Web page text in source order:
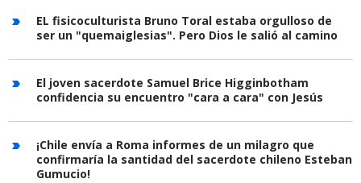
EL fisicoculturista Bruno Toral estaba orgulloso de
ser un "quemaiglesias". Pero Dios le salió al camino
El joven sacerdote Samuel Brice Higginbotham
confidencia su encuentro "cara a cara" con Jesús
¡Chile envía a Roma informes de un milagro que
confirmaría la santidad del sacerdote chileno Esteban
Gumucio!